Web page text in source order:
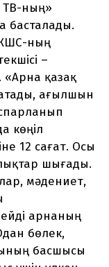
ТВ-ның»
басталады.
ның
–
қазақ
ағылшын
көңіл
12 сағат. Осы
шығады.
мәдениет,
арнаның
бөлек,
басшысы